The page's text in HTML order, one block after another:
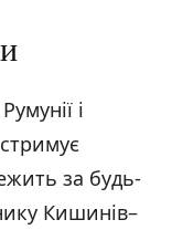
і
за будь-
Кишинів–